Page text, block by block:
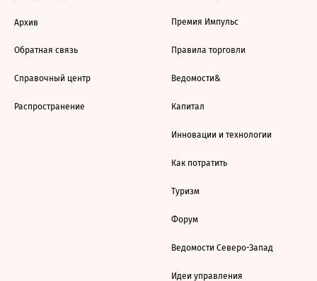
Архив
Обратная связь
Справочный центр
Распространение
Премия Импульс
Правила торговли
Ведомости&
Капитал
Инновации и технологии
Как потратить
Туризм
Форум
Ведомости Северо-Запад
Идеи управления